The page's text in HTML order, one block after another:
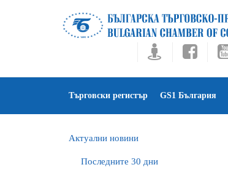
Търговски регистър GS1 България
Актуални новини
Последните 30 дни